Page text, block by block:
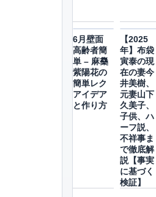
6月壁面
高齢者簡
単 – 麻雧
紫陽花の
簡単レク
アイデア
と作り方
【2025
年】布袋
寅泰の現
在の妻今
井美樹、
元妻山下
久美子、
子供、ハ
ーフ説、
不祥事ま
で徹底解
説【事実
に基づく
検証】